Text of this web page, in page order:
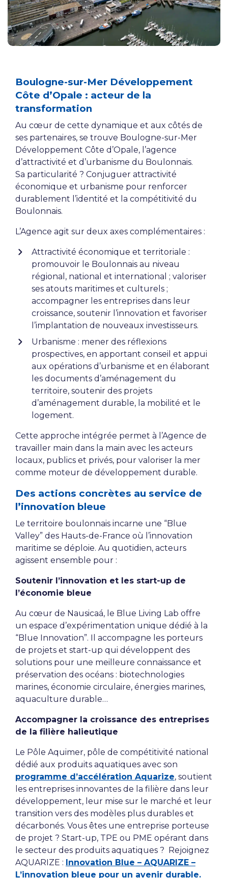
Boulogne-sur-Mer Développement
Côte d’Opale : acteur de la
transformation
Au cœur de cette dynamique et aux côtés de
ses partenaires, se trouve Boulogne-sur-Mer
Développement Côte d’Opale, l’agence
d’attractivité et d’urbanisme du Boulonnais.
Sa particularité ? Conjuguer attractivité
économique et urbanisme pour renforcer
durablement l’identité et la compétitivité du
Boulonnais.
L’Agence agit sur deux axes complémentaires :
Attractivité économique et territoriale :
promouvoir le Boulonnais au niveau
régional, national et international ; valoriser
ses atouts maritimes et culturels ;
accompagner les entreprises dans leur
croissance, soutenir l’innovation et favoriser
l’implantation de nouveaux investisseurs.
Urbanisme : mener des réflexions
prospectives, en apportant conseil et appui
aux opérations d’urbanisme et en élaborant
les documents d’aménagement du
territoire, soutenir des projets
d’aménagement durable, la mobilité et le
logement.
Cette approche intégrée permet à l’Agence de
travailler main dans la main avec les acteurs
locaux, publics et privés, pour valoriser la mer
comme moteur de développement durable.
Des actions concrètes au service de
l’innovation bleue
Le territoire boulonnais incarne une “Blue
Valley” des Hauts-de-France où l’innovation
maritime se déploie. Au quotidien, acteurs
agissent ensemble pour :
Soutenir l’innovation et les start-up de
l’économie bleue
Au cœur de Nausicaá, le Blue Living Lab offre
un espace d’expérimentation unique dédié à la
“Blue Innovation”. Il accompagne les porteurs
de projets et start-up qui développent des
solutions pour une meilleure connaissance et
préservation des océans : biotechnologies
marines, économie circulaire, énergies marines,
aquaculture durable…
Accompagner la croissance des entreprises
de la filière halieutique
Le Pôle Aquimer, pôle de compétitivité national
dédié aux produits aquatiques avec son
programme d’accélération Aquarize, soutient
les entreprises innovantes de la filière dans leur
développement, leur mise sur le marché et leur
transition vers des modèles plus durables et
décarbonés. Vous êtes une entreprise porteuse
de projet ? Start-up, TPE ou PME opérant dans
le secteur des produits aquatiques ? Rejoignez
AQUARIZE : Innovation Blue – AQUARIZE –
L’innovation bleue pour un avenir durable.